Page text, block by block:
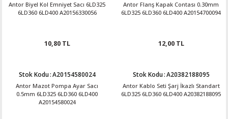
Antor Biyel Kol Emniyet Sacı 6LD325
6LD360 6LD400 A20156330056
10,80 TL
Antor Flanş Kapak Contası 0.30mm
6LD325 6LD360 6LD400 A20154700094
12,00 TL
Stok Kodu:A20154580024
Antor Mazot Pompa Ayar Sacı
0.5mm 6LD325 6LD360 6LD400
A20154580024
Stok Kodu:A20382188095
Antor Kablo Seti Şarj İkazlı Standart
6LD325 6LD360 6LD400 A20382188095